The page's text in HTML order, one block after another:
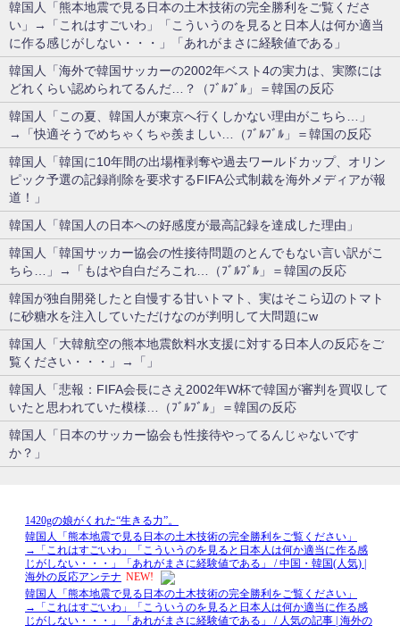
韓国人「熊本地震で見る日本の土木技術の完全勝利をご覧くださ
い」→「これはすごいわ」「こういうのを見ると日本人は何か適当
に作る感じがしない・・・」「あれがまさに経験値である」
韓国人「海外で韓国サッカーの2002年ベスト4の実力は、実際には
どれくらい認められてるんだ…？（ﾌﾞﾙﾌﾞﾙ」＝韓国の反応
韓国人「この夏、韓国人が東京へ行くしかない理由がこちら…」
→「快適そうでめちゃくちゃ羨ましい…（ﾌﾞﾙﾌﾞﾙ」＝韓国の反応
韓国人「韓国に10年間の出場権剥奪や過去ワールドカップ、オリン
ピック予選の記録削除を要求するFIFA公式制裁を海外メディアが報
道！」
韓国人「韓国人の日本への好感度が最高記録を達成した理由」
韓国人「韓国サッカー協会の性接待問題のとんでもない言い訳がこ
ちら…」→「もはや自白だろこれ…（ﾌﾞﾙﾌﾞﾙ」＝韓国の反応
韓国が独自開発したと自慢する甘いトマト、実はそこら辺のトマト
に砂糖水を注入していただけなのが判明して大問題にw
韓国人「大韓航空の熊本地震飲料水支援に対する日本人の反応をご
覧ください・・・」→「」
韓国人「悲報：FIFA会長にさえ2002年W杯で韓国が審判を買収して
いたと思われていた模様…（ﾌﾞﾙﾌﾞﾙ」＝韓国の反応
韓国人「日本のサッカー協会も性接待やってるんじゃないです
か？」